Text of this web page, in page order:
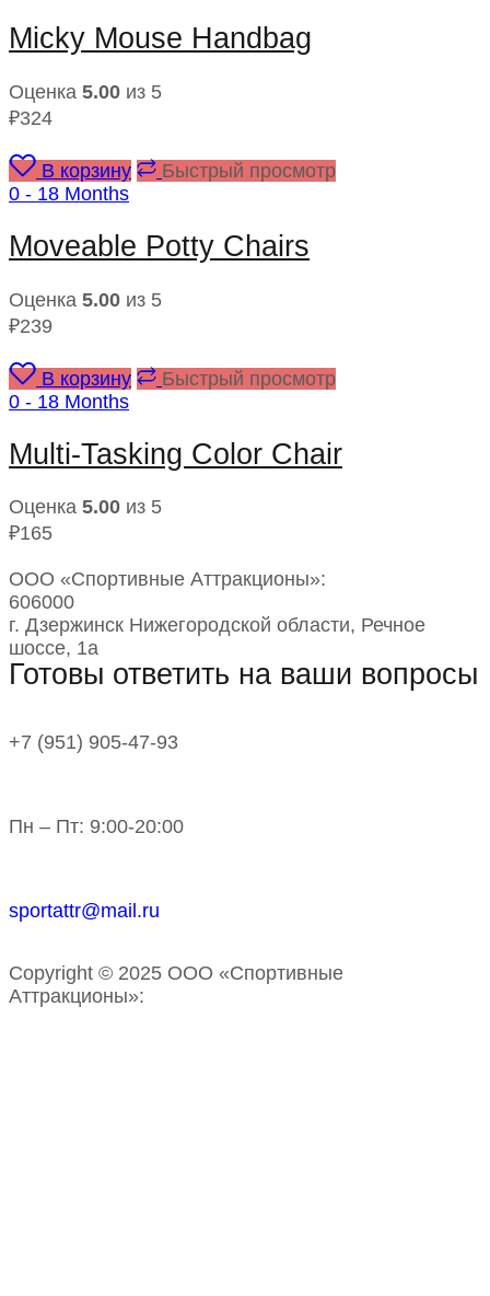
Micky Mouse Handbag
Оценка 5.00 из 5
₽324
В корзину
Быстрый просмотр
0 - 18 Months
Moveable Potty Chairs
Оценка 5.00 из 5
₽239
В корзину
Быстрый просмотр
0 - 18 Months
Multi-Tasking Color Chair
Оценка 5.00 из 5
₽165
ООО «Спортивные Аттракционы»:
606000
г. Дзержинск Нижегородской области, Речное
шоссе, 1а
Готовы ответить на ваши вопросы
+7 (951) 905-47-93
Пн – Пт: 9:00-20:00
sportattr@mail.ru
Copyright © 2025 ООО «Спортивные
Аттракционы»: